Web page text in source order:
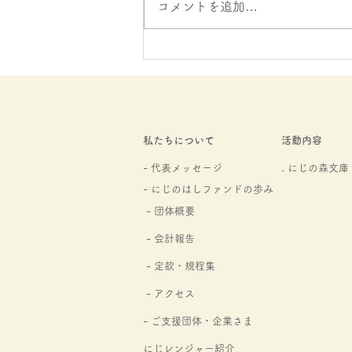
２０２６年５，６月にじのは
コメントを追加…
私たちについて
- 代表メッセージ
- にじのはしファンドの 歩み
- 団体概要
- 会計報告
- 定款・規程集
- アクセス
- ご支援団体・企業さま
にじレンジャー紹介
活動内容
₋ にじの森文庫​